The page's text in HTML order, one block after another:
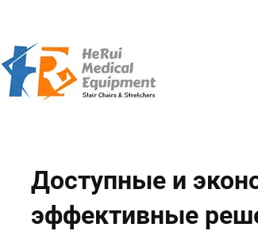
Доступные и
эффективные